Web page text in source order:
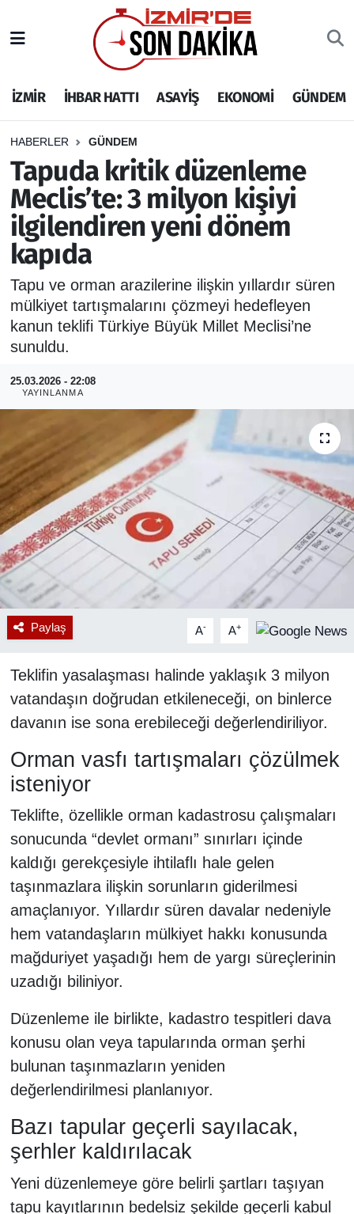
İZMİR İHBAR HATTI ASAYİŞ EKONOMİ GÜNDEM
HABERLER GÜNDEM
Tapuda kritik düzenleme
Meclis’te: 3 milyon kişiyi
ilgilendiren yeni dönem
kapıda
Tapu ve orman arazilerine ilişkin yıllardır süren
mülkiyet tartışmalarını çözmeyi hedefleyen
kanun teklifi Türkiye Büyük Millet Meclisi’ne
sunuldu.
25.03.2026 - 22:08
YAYINLANMA
Paylaş A- A+
Teklifin yasalaşması halinde yaklaşık 3 milyon
vatandaşın doğrudan etkileneceği, on binlerce
davanın ise sona erebileceği değerlendiriliyor.
Orman vasfı tartışmaları çözülmek
isteniyor
Teklifte, özellikle orman kadastrosu çalışmaları
sonucunda “devlet ormanı” sınırları içinde
kaldığı gerekçesiyle ihtilaflı hale gelen
taşınmazlara ilişkin sorunların giderilmesi
amaçlanıyor. Yıllardır süren davalar nedeniyle
hem vatandaşların mülkiyet hakkı konusunda
mağduriyet yaşadığı hem de yargı süreçlerinin
uzadığı biliniyor.
Düzenleme ile birlikte, kadastro tespitleri dava
konusu olan veya tapularında orman şerhi
bulunan taşınmazların yeniden
değerlendirilmesi planlanıyor.
Bazı tapular geçerli sayılacak,
şerhler kaldırılacak
Yeni düzenlemeye göre belirli şartları taşıyan
tapu kayıtlarının bedelsiz şekilde geçerli kabul
İHBAR HATTI
DEPREM
GENEL
EKONOMİ
SİYASET
SPOR
ASAYİŞ
RESMİ REKLAM
İzmir Nöbetçi Eczaneler
İzmir Hava Durumu
İzmir Namaz Vakitleri
İzmir Trafik Yoğunluk Haritası
Puan Durumu ve Fikstür
Tüm Manşetler
Son Dakika Haberleri
Haber Arşivi